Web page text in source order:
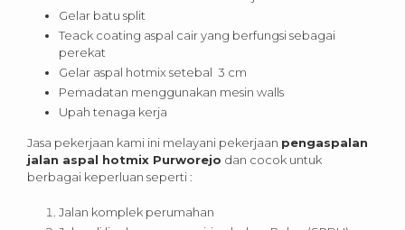
Gelar batu split
Teack coating aspal cair yang berfungsi sebagai
perekat
Gelar aspal hotmix setebal 3 cm
Pemadatan menggunakan mesin walls
Upah tenaga kerja
Jasa pekerjaan kami ini melayani pekerjaan pengaspalan
jalan aspal hotmix Purworejo dan cocok untuk
berbagai keperluan seperti :
Jalan komplek perumahan